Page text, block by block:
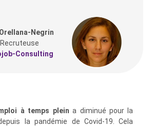
Negrin
Recruteuse
Consulting
à temps plein a diminué pour la
la pandémie de Covid-19. Cela